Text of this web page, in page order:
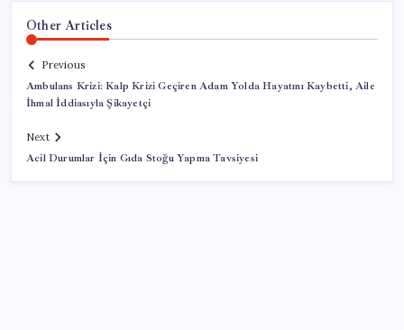
Other Articles
Previous
Ambulans Krizi: Kalp Krizi Geçiren Adam Yolda Hayatını Kaybetti, Aile
İhmal İddiasıyla Şikayetçi
Next
Acil Durumlar İçin Gıda Stoğu Yapma Tavsiyesi